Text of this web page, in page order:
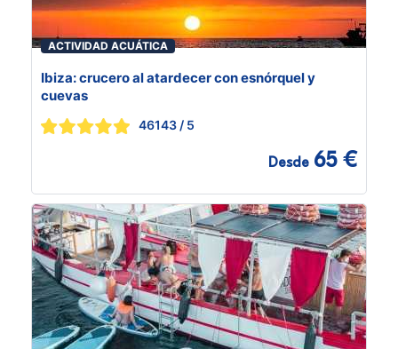
ACTIVIDAD ACUÁTICA
Ibiza: crucero al atardecer con esnórquel y
cuevas
46143 / 5
Desde 65 €